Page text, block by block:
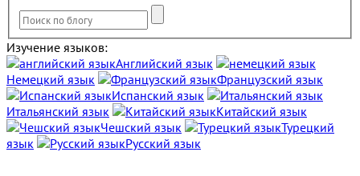
Изучение языков:
Английский язык
Немецкий язык
Французский язык
Испанский язык
Итальянский язык
Китайский язык
Чешский язык
Турецкий
язык
Русский язык